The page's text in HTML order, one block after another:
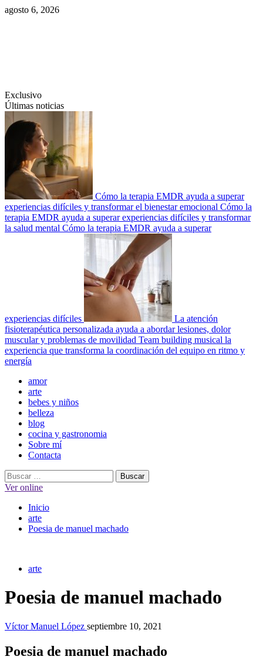
Saltar
agosto 6, 2026
Exclusivo
Últimas noticias
Cómo la terapia EMDR ayuda a superar
experiencias difíciles y transformar el bienestar emocional Cómo la
terapia EMDR ayuda a superar experiencias difíciles y transformar
la salud mental Cómo la terapia EMDR ayuda a superar
experiencias difíciles
La atención
fisioterapéutica personalizada ayuda a abordar lesiones, dolor
muscular y problemas de movilidad Team building musical la
experiencia que transforma la coordinación del equipo en ritmo y
energía
Menú
principal
amor
arte
bebes y niños
belleza
blog
cocina y gastronomia
Sobre mí
Contacta
Buscar:
Ver online
Inicio
arte
Poesia de manuel machado
arte
Poesia de manuel machado
Víctor Manuel López septiembre 10, 2021
Poesia de manuel machado